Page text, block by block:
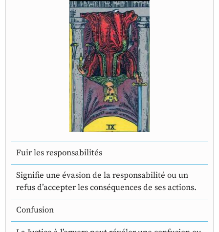
Fuir les responsabilités
Signifie une évasion de la responsabilité ou un
refus d’accepter les conséquences de ses actions.
Confusion